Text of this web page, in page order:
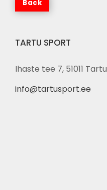
TARTU SPORT
Ihaste tee 7, 51011 Tartu
info@tartusport.ee